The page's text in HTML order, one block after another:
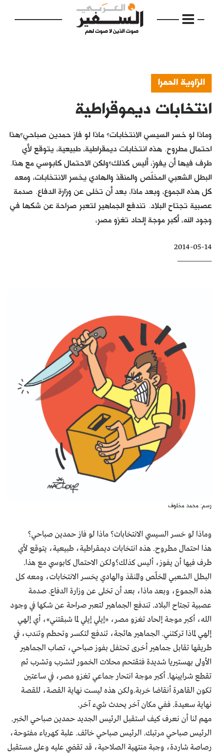
الرئيسية
إفتتاحية
فكرة
دفاتر
بالصورة
الأرشيف
الزاوية الحمرا
انتخابات ديموقراطية
وماذا لو خسر السيسي الانتخابات؟ ماذا لو فاز حمدين صباحي؟هذا
احتمال مطروح. هذه انتخابات ديمقراطية، طبيعية، يتوقع لأي
طرف فيها أن يفوز، أليس كذلك؟ولكن الاحتمال كابوسي مع هذا.
البطل الشعبي المخلّص والمنقذ والهادي يخسر الانتخابات، ومعه
كل هذه الجموع، وبعد ماذا، بعد أن تخلى عن وزارة الدفاع. صدمة
عصبية تجتاح البلاد. تندفع الجماهير لتعبر صراحة عن شكها في
وجود الله، أكبر موجة إلحاد تغزو مصر،
2014-05-14
رسم: محمد مخلوف
وماذا لو خسر السيسي الانتخابات؟ ماذا لو فاز حمدين صباحي؟
هذا احتمال مطروح. هذه انتخابات ديمقراطية، طبيعية، يتوقع لأي
طرف فيها أن يفوز، أليس كذلك؟ولكن الاحتمال كابوسي مع هذا.
البطل الشعبي المخلّص والمنقذ والهادي يخسر الانتخابات، ومعه كل
هذه الجموع، وبعد ماذا، بعد أن تخلى عن وزارة الدفاع. صدمة
عصبية تجتاح البلاد. تندفع الجماهير لتعبر صراحة عن شكها في وجود
الله، أكبر موجة إلحاد تغزو مصر، «إيلي إيلي لما شبقتني»، أي إلهي
إلهي لماذا تركتني. الجماهير هائجة، تندفع لتكسر وتحطم وتندب، في
طريقها تقابل جماهير أخرى تحتفل بفوز صباحي، تصاب الجماهير
الأولى بهستيريا شديدة فتقتحم محلات الخمور لتشرب وتشرب ثم
تقطع شرايينها. أكبر موجة انتحار جماعي تغزو مصر، في ساعتين
تكون القاهرة أنقاضا خربة.ولكن هذه ليست نهاية القصة، للقصة
نهاية سعيدة. ففي مكان آخر يحدث شيء آخر.
مهم لنا أن نعرف كيف استقبل الرئيس الجديد حمدين صباحي الخبر.
الرئيس صباحي مرتبك. الرئيس صباحي خائف. علبة كهرباء مفتوحة،
رصاصة شاردة، وجبة منتهية الصلاحية، قد تقضي عليه وعلى مستقبل